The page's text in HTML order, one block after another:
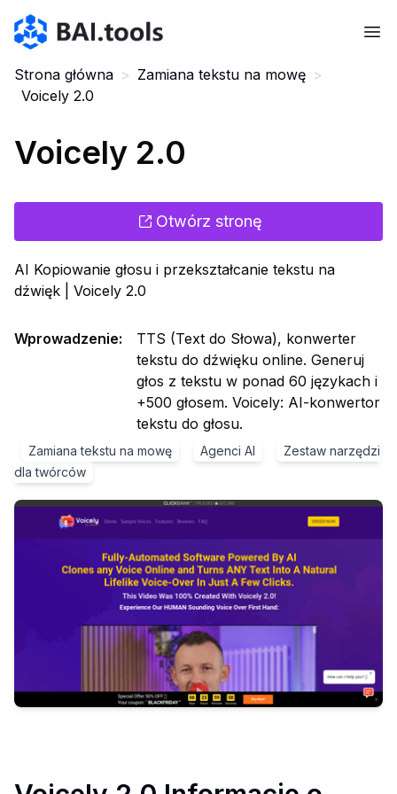
Bai.tools
Strona główna > Zamiana tekstu na mowę >
Voicely 2.0
Voicely 2.0
Otwórz stronę
AI Kopiowanie głosu i przekształcanie tekstu na
dźwięk | Voicely 2.0
Wprowadzenie:
TTS (Text do Słowa), konwerter
tekstu do dźwięku online. Generuj
głos z tekstu w ponad 60 językach i
+500 głosem. Voicely: AI-konwertor
tekstu do głosu.
Zamiana tekstu na mowę Agenci AI
Zestaw narzędzi
dla twórców